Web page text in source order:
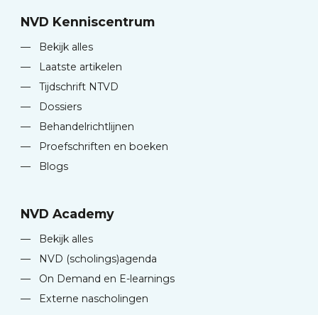
NVD Kenniscentrum
—
Bekijk alles
—
Laatste artikelen
—
Tijdschrift NTVD
—
Dossiers
—
Behandelrichtlijnen
—
Proefschriften en boeken
—
Blogs
NVD Academy
—
Bekijk alles
—
NVD (scholings)agenda
—
On Demand en E-learnings
—
Externe nascholingen